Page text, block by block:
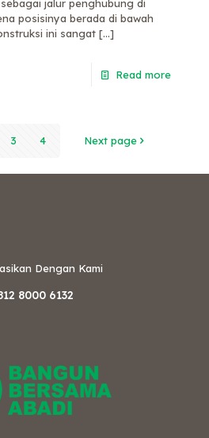
jalur penghubung di
posisinya berada di bawah
ini sangat […]
Read more
3 4 Next page
Dengan Kami
8000 6132